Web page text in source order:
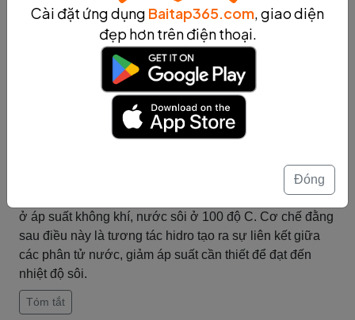
hợp chất hóa học bằng cách giảm áp suất cần thiết để
đạt đến quá trình sôi. Khi các phân tử trong chất được
đun nóng, năng lượng được cung cấp, tạo ra một lực
đẩy giữa các phân tử. Tuy nhiên, nếu có tương tác
nguyên tử giữa các phân tử, sẽ kết hợp các phân tử lại
với nhau, làm giảm áp suất cần thiết cho quá trình sôi.
Điều này giải thích lý do tại sao các hợp chất có tương
tác nguyên tử mạnh sẽ có điểm sôi thấp hơn so với các
tương tác hidro được tạo ra giữa các phân tử nước giúp
giảm điểm sôi của nước xuống khoảng 100 độ C, thay vì
ở áp suất không khí, nước sôi ở 100 độ C. Cơ chế đằng
sau điều này là tương tác hidro tạo ra sự liên kết giữa
các phân tử nước, giảm áp suất cần thiết để đạt đến
nhiệt độ sôi.
Tóm tắt
Cài đặt ứng dụng Baitap365.com, giao diện
đẹp hơn trên điện thoại.
Đóng